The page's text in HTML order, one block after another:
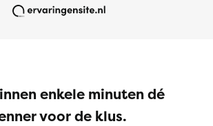
enkele minuten dé
voor de klus.